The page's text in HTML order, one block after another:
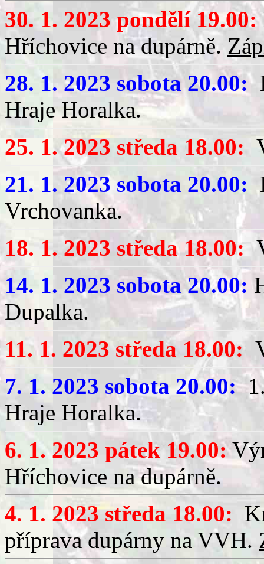
30. 1. 2023 pondělí 19.00:
Hříchovice na dupárně.
28. 1. 2023 sobota 20.00:
Hraje Horalka.
25. 1. 2023 středa 18.00:
21. 1. 2023 sobota 20.00:
Vrchovanka.
18. 1. 2023 středa 18.00:
14. 1. 2023 sobota 20.00:
Dupalka.
11. 1. 2023 středa 18.00:
7. 1. 2023 sobota 20.00:1.
Hraje Horalka.
6. 1. 2023 pátek 19.00:
Hříchovice na dupárně.
4. 1. 2023 středa 18.00:
příprava dupárny na VVH.